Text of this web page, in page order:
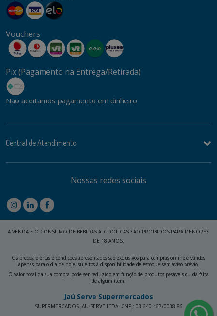
Vouchers
Pix (Pagamento na Entrega/Retirada)
Não aceitamos pagamento em dinheiro
Central de Atendimento
Nossas redes sociais
A VENDA E O CONSUMO DE BEBIDAS ALCOÓLICAS SÃO PROIBIDOS PARA MENORES
DE 18 ANOS.
Os preços, ofertas e condições apresentados são exclusivos para compras online e válidos
apenas para o dia de hoje, sujeitos à disponibilidade de estoque sem aviso prévio.
O valor total da sua compra pode ser reduzido em função de produtos pesáveis ou da falta
de algum item.
Jaú Serve Supermercados
SUPERMERCADOS JAU SERVE LTDA. CNPJ: 03.640.467/0038-86